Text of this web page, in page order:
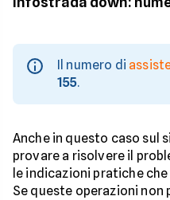
Il numero di
155.
Anche in questo caso sul
provare a risolvere il
le indicazioni pratiche
Se queste operazioni